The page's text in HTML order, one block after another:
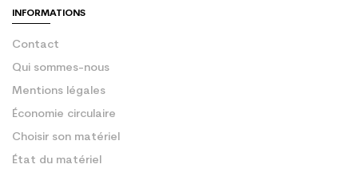
INFORMATIONS
Contact
Qui sommes-nous
Mentions légales
Économie circulaire
Choisir son matériel
État du matériel